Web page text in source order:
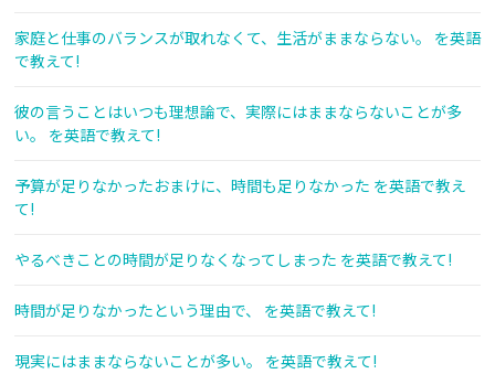
家庭と仕事のバランスが取れなくて、生活がままならない。 を英語
で教えて!
彼の言うことはいつも理想論で、実際にはままならないことが多
い。 を英語で教えて!
予算が足りなかったおまけに、時間も足りなかった を英語で教え
て!
やるべきことの時間が足りなくなってしまった を英語で教えて!
時間が足りなかったという理由で、 を英語で教えて!
現実にはままならないことが多い。 を英語で教えて!